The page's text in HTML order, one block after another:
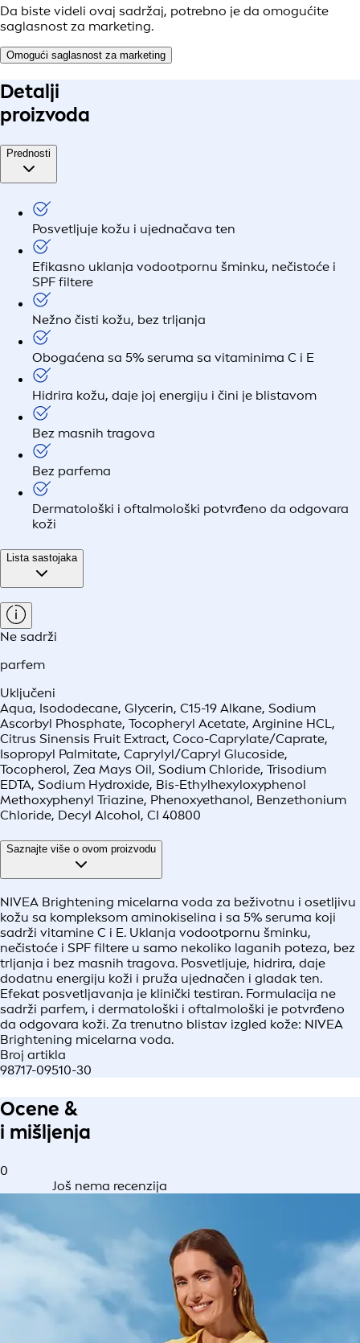
Da biste videli ovaj sadržaj, potrebno je da omogućite
saglasnost za marketing.
Omogući saglasnost za marketing
Detalji
proizvoda
Prednosti
Posvetljuje kožu i ujednačava ten
Efikasno uklanja vodootpornu šminku, nečistoće i
SPF filtere
Nežno čisti kožu, bez trljanja
Obogaćena sa 5% seruma sa vitaminima C i E
Hidrira kožu, daje joj energiju i čini je blistavom
Bez masnih tragova
Bez parfema
Dermatološki i oftalmološki potvrđeno da odgovara
koži
Lista sastojaka
Ne sadrži
parfem
Uključeni
Aqua, Isododecane, Glycerin, C15-19 Alkane, Sodium
Ascorbyl Phosphate, Tocopheryl Acetate, Arginine HCL,
Citrus Sinensis Fruit Extract, Coco-Caprylate/Caprate,
Isopropyl Palmitate, Caprylyl/Capryl Glucoside,
Tocopherol, Zea Mays Oil, Sodium Chloride, Trisodium
EDTA, Sodium Hydroxide, Bis-Ethylhexyloxyphenol
Methoxyphenyl Triazine, Phenoxyethanol, Benzethonium
Chloride, Decyl Alcohol, CI 40800
Saznajte više o ovom proizvodu
NIVEA Brightening micelarna voda za beživotnu i osetljivu
kožu sa kompleksom aminokiselina i sa 5% seruma koji
sadrži vitamine C i E. Uklanja vodootpornu šminku,
nečistoće i SPF filtere u samo nekoliko laganih poteza, bez
trljanja i bez masnih tragova. Posvetljuje, hidrira, daje
dodatnu energiju koži i pruža ujednačen i gladak ten.
Efekat posvetljavanja je klinički testiran. Formulacija ne
sadrži parfem, i dermatološki i oftalmološki je potvrđeno
da odgovara koži. Za trenutno blistav izgled kože: NIVEA
Brightening micelarna voda.
Broj artikla
98717-09510-30
Ocene &
i mišljenja
0
Još nema recenzija